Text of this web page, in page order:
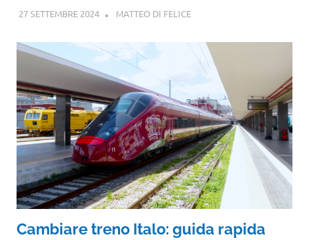
27 SETTEMBRE 2024 MATTEO DI FELICE
Cambiare treno Italo: guida rapida